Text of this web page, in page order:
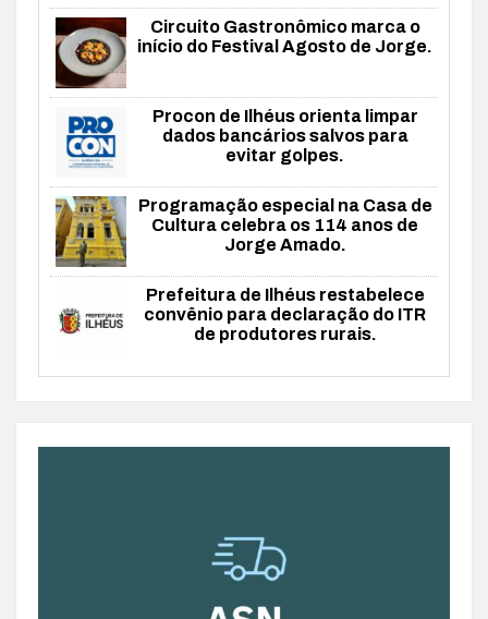
Circuito Gastronômico marca o
início do Festival Agosto de Jorge.
Procon de Ilhéus orienta limpar
dados bancários salvos para
evitar golpes.
Programação especial na Casa de
Cultura celebra os 114 anos de
Jorge Amado.
Prefeitura de Ilhéus restabelece
convênio para declaração do ITR
de produtores rurais.